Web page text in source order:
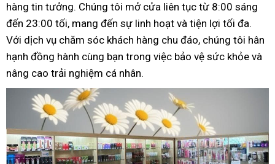
hàng tin tưởng. Chúng tôi mở cửa liên tục từ 8:00 sáng
đến 23:00 tối, mang đến sự linh hoạt và tiện lợi tối đa.
Với dịch vụ chăm sóc khách hàng chu đáo, chúng tôi hân
hạnh đồng hành cùng bạn trong việc bảo vệ sức khỏe và
nâng cao trải nghiệm cá nhân.